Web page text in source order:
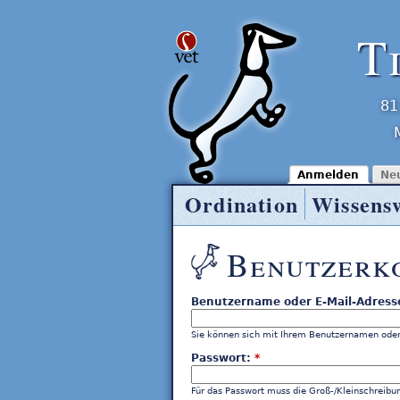
Anmelden
Benutzername oder E-Mail-
Sie können sich mit Ihrem Benutzernamen
Passwort: *
Für das Passwort muss die Groß-/
Tierarzt Entner
Ordination